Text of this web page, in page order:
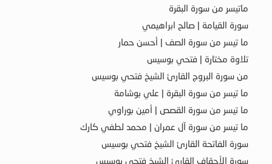
ماتيسر من سورة البقرة
سورة القيامة | صالح ابراهيمي
ما تيسر من سورة الصف | أحسن حمار
تلاوة مختارة | فتحي بوسيس
من سورة البروج القارئ الشيخ فتحي بوسيس
ما تيسر من سورة البقرة | علي بوشامة
ما تيسر من سورة القصص | أمين بوراوي
ما تيسر من سورة آل عمران | محمد لطفي كارك
سورة الفاتحة القارئ الشيخ فتحي بوسيس
سورة الأحقاف القارئ الشيخ فتحي بوسيس